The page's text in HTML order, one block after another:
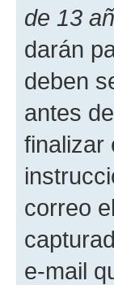
de 13
darán
deben
antes
finalizar
correo
e-mail